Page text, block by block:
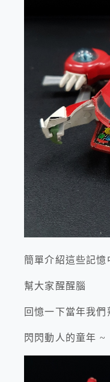
簡單介紹這些記憶
幫大家醒醒腦
回憶一下當年我
閃閃動人的童年 ~